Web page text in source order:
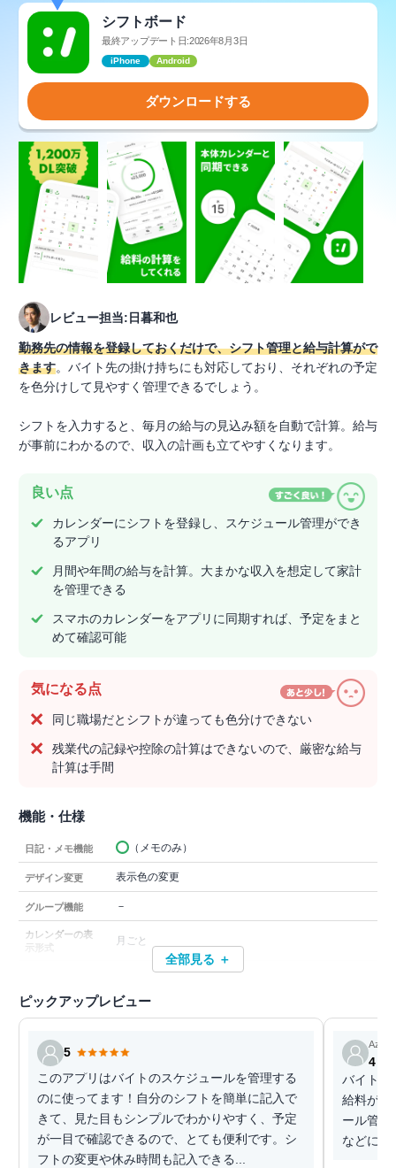
シフトボード
最終アップデート日:2026年8月3日
iPhone Android
ダウンロードする
レビュー担当:日暮和也
勤務先の情報を登録しておくだけで、シフト管理と給与計算がで
きます。バイト先の掛け持ちにも対応しており、それぞれの予定
を色分けして見やすく管理できるでしょう。
シフトを入力すると、毎月の給与の見込み額を自動で計算。給与
が事前にわかるので、収入の計画も立てやすくなります。
良い点
カレンダーにシフトを登録し、スケジュール管理ができ
るアプリ
月間や年間の給与を計算。大まかな収入を想定して家計
を管理できる
スマホのカレンダーをアプリに同期すれば、予定をまと
めて確認可能
気になる点
同じ職場だとシフトが違っても色分けできない
残業代の記録や控除の計算はできないので、厳密な給与
計算は手間
機能・仕様
日記・メモ機能 （メモのみ）
デザイン変更 表示色の変更
グループ機能 －
カレンダーの表
月ごと
全部見る ＋
ピックアップレビュー
5
このアプリはバイトのスケジュールを管理する
のに使ってます！自分のシフトを簡単に記入で
きて、見た目もシンプルでわかりやすく、予定
が一目で確認できるので、とても便利です。シ
フトの変更や休み時間も記入できる...
Azppo
4
バイトの
給料がい
ール管理
などにお